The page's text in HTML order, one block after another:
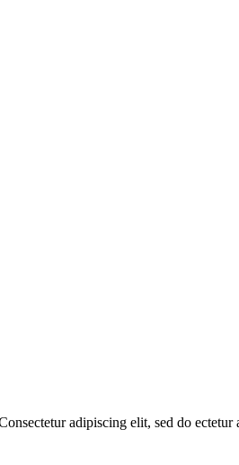
adipiscing elit, sed do ectetur